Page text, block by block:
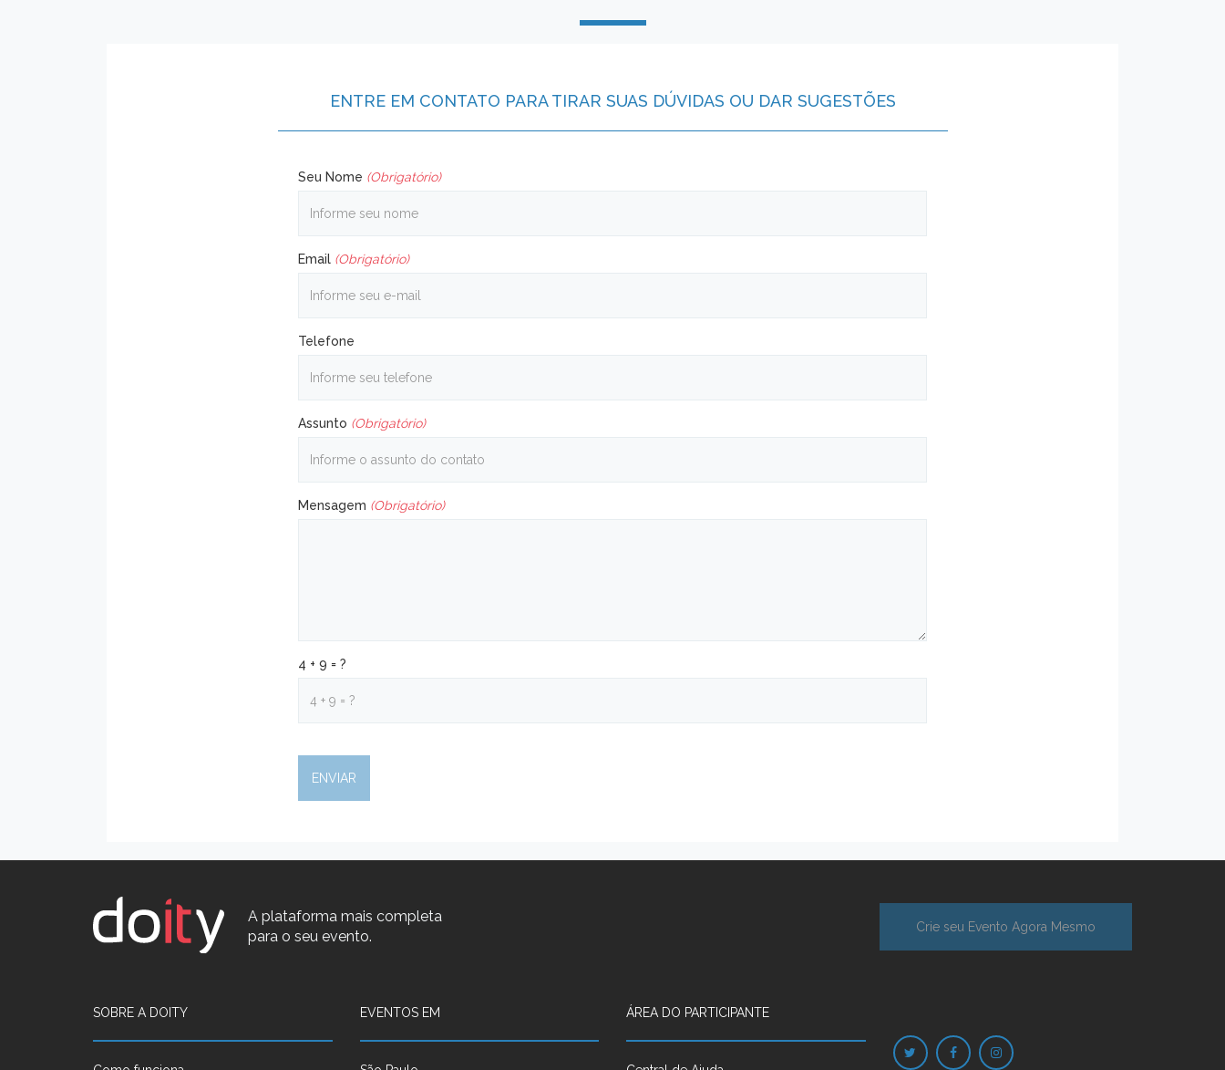
ENTRE EM CONTATO PARA TIRAR SUAS DÚVIDAS OU DAR SUGESTÕES
Seu Nome (Obrigatório)
Email (Obrigatório)
Telefone
Assunto (Obrigatório)
Mensagem (Obrigatório)
4 + 9 = ?
A plataforma mais completa
para o seu evento.
Crie seu Evento Agora Mesmo
SOBRE A DOITY EVENTOS EM ÁREA DO PARTICIPANTE